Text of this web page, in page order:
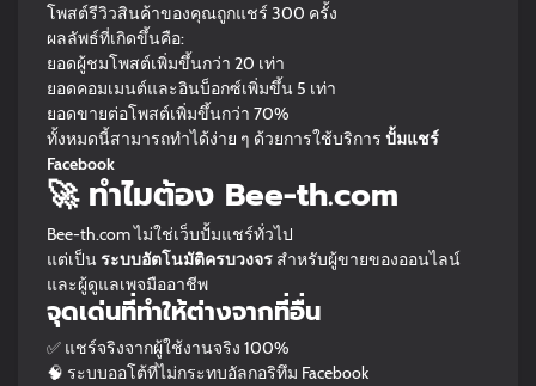
โพสต์รีวิวสินค้าของคุณถูกแชร์ 300 ครั้ง
ผลลัพธ์ที่เกิดขึ้นคือ:
ยอดผู้ชมโพสต์เพิ่มขึ้นกว่า 20 เท่า
ยอดคอมเมนต์และอินบ็อกซ์เพิ่มขึ้น 5 เท่า
ยอดขายต่อโพสต์เพิ่มขึ้นกว่า 70%
ทั้งหมดนี้สามารถทำได้ง่าย ๆ ด้วยการใช้บริการ ปั้มแชร์
Facebook
🚀 ทำไมต้อง Bee-th.com
Bee-th.com ไม่ใช่เว็บปั้มแชร์ทั่วไป
แต่เป็นระบบอัตโนมัติครบวงจร สำหรับผู้ขายของออนไลน์
และผู้ดูแลเพจมืออาชีพ
จุดเด่นที่ทำให้ต่างจากที่อื่น
✅ แชร์จริงจากผู้ใช้งานจริง 100%
🧠 ระบบออโต้ที่ไม่กระทบอัลกอริทึม Facebook